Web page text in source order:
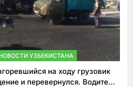
УЗБЕКИСТАНА
на ходу грузовик
и перевернулся. Водитель